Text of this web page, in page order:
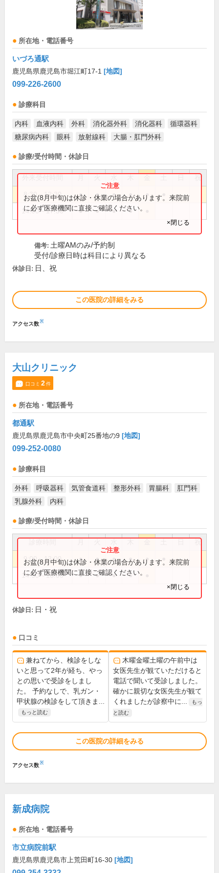
所在地・電話番号
いづろ通駅
鹿児島県鹿児島市堀江町17-1 [地図]
099-226-2600
診療科目
内科 血液内科 外科 消化器外科 消化器科
循環器科
糖尿病内科
眼科 放射線科 大腸・肛門外科
診療/受付時間・休診日
祝
8:30～12:30 ● ● ● ● ●
14:00～17:30 ● ● ● ●
お盆(8月中旬)は休診・休業の場合があります。来院前
に必ず医療機関に直接ご確認ください。
×閉じる
備考: 土曜AMのみ/予約制
受付/診療日時は科目により異なる
休診日: 日、祝
この医院の詳細をみる
アクセス数※
大山クリニック
口コミ 2件
所在地・電話番号
都通駅
鹿児島県鹿児島市中央町25番地の9 [地図]
099-252-0080
診療科目
外科 呼吸器科 気管食道科 整形外科 胃腸科
肛門科
乳腺外科
内科
診療/受付時間・休診日
祝
9:00～13:00 ● ● ● ● ●
14:30～18:00 ● ● ● ●
お盆(8月中旬)は休診・休業の場合があります。来院前
に必ず医療機関に直接ご確認ください。
×閉じる
休診日: 日・祝
口コミ
兼ねてから、検診をしな
いと思って2年が経ち、やっ
との思いで受診をしまし
た。 予約なしで、乳ガン・
甲状腺の検診をして頂きま...
もっと読む
木曜金曜土曜の午前中は
女医先生が観ていただけると
電話で聞いて受診しました。
確かに親切な女医先生が観て
くれましたが診察中に...
もっ
と読む
この医院の詳細をみる
アクセス数※
新成病院
所在地・電話番号
市立病院前駅
鹿児島県鹿児島市上荒田町16-30 [地図]